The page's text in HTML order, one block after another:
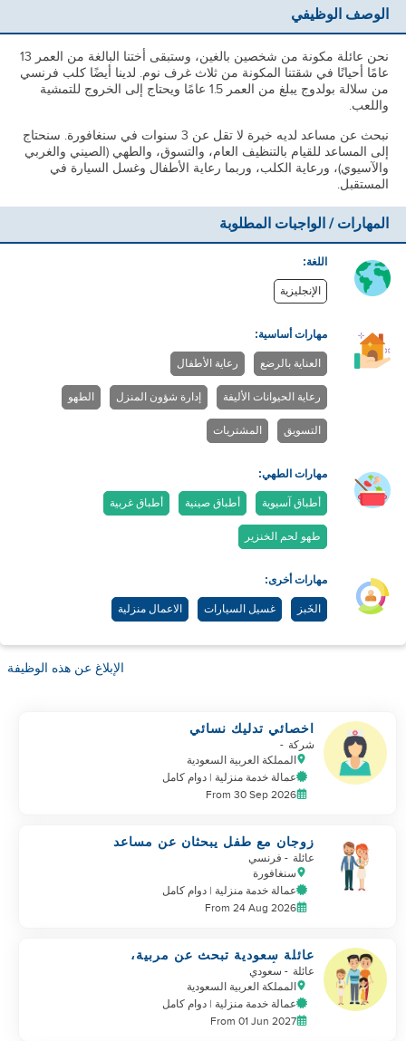
الوصف الوظيفي
نحن عائلة مكونة من شخصين بالغين، وستبقى أختنا البالغة من العمر 13
عامًا أحيانًا في شقتنا المكونة من ثلاث غرف نوم. لدينا أيضًا كلب فرنسي
من سلالة بولدوج يبلغ من العمر 1.5 عامًا ويحتاج إلى الخروج للتمشية
واللعب.
نبحث عن مساعد لديه خبرة لا تقل عن 3 سنوات في سنغافورة. سنحتاج
إلى المساعد للقيام بالتنظيف العام، والتسوق، والطهي (الصيني والغربي
والآسيوي)، ورعاية الكلب، وربما رعاية الأطفال وغسل السيارة في
المستقبل.
المهارات / الواجبات المطلوبة
اللغة:
الإنجليزية
مهارات أساسية:
العناية بالرضع رعاية الأطفال
رعاية الحيوانات الأليفة إدارة شؤون المنزل الطهو
التسويق المشتريات
مهارات الطهي:
أطباق آسيوية أطباق صينية أطباق غربية
طهو لحم الخنزير
مهارات أخرى:
الخَبز غسيل السيارات الاعمال منزلية
الإبلاغ عن هذه الوظيفة
اخصائي تدليك نسائي
شركة -
المملكة العربية السعودية
عمالة خدمة منزلية | دوام كامل
From 30 Sep 2026
زوجان مع طفل يبحثان عن مساعد
عائلة - فرنسي
سنغافورة
عمالة خدمة منزلية | دوام كامل
From 24 Aug 2026
عائلة سعودية تبحث عن مربية،
مربية أطفال
عائلة - سعودي
المملكة العربية السعودية
عمالة خدمة منزلية | دوام كامل
From 01 Jun 2027